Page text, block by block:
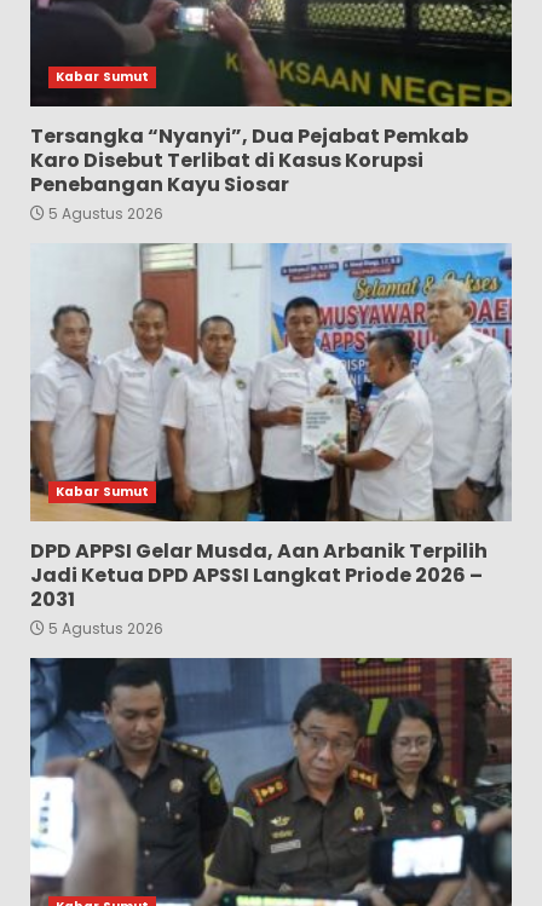
Kabar Sumut
Tersangka “Nyanyi”, Dua Pejabat Pemkab
Karo Disebut Terlibat di Kasus Korupsi
Penebangan Kayu Siosar
5 Agustus 2026
Kabar Sumut
DPD APPSI Gelar Musda, Aan Arbanik Terpilih
Jadi Ketua DPD APSSI Langkat Priode 2026 –
2031
5 Agustus 2026